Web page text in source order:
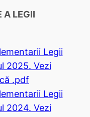
A LEGII
Legii
2025. Vezi
.pdf
Legii
2024. Vezi